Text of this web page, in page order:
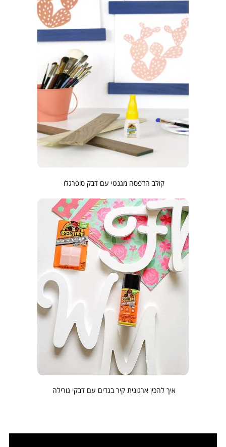
קולב הדפסה מגנטי עם דבק סופרגלו
איך להכין ארגונית קיר בגדים עם דבקי גורילה